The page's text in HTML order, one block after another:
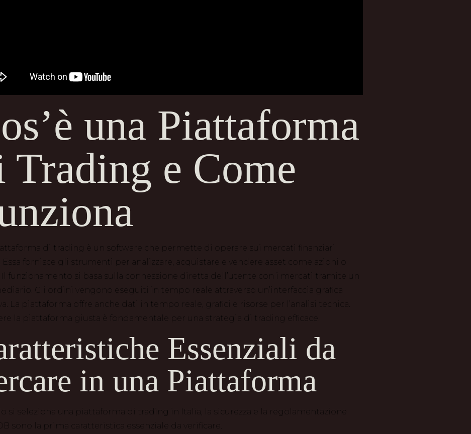
una Piattaforma
Trading e Come
di trading è un software che permette di operare sui mercati finanziari
Essa fornisce gli strumenti per analizzare, acquistare e vendere asset come azioni o
Il funzionamento si basa sulla connessione diretta dell’utente con i mercati tramite un
Gli ordini vengono eseguiti in tempo reale attraverso un’interfaccia grafica
La piattaforma offre anche dati in tempo reale, grafici e risorse per l’analisi tecnica.
la piattaforma giusta è fondamentale per una strategia di trading efficace.
Essenziali da
in una Piattaforma
si seleziona una piattaforma di trading in Italia, la sicurezza e la regolamentazione
sono la prima caratteristica essenziale da verificare.